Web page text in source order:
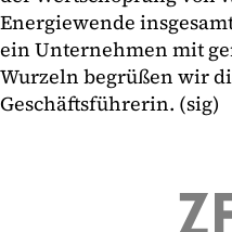
Energiewende
ein Unternehmen mit
Wurzeln begrüßen wir
Geschäftsführerin. (sig)